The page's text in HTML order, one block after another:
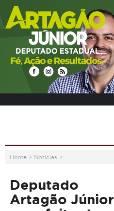
Home > Notícias >
Deputado
Artagão Júnior